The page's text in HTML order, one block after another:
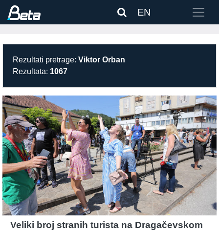
EN
Rezultati pretrage: Viktor Orban
Rezultata: 1067
Veliki broj stranih turista na Dragačevskom